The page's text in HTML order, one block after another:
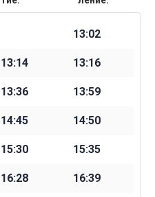
13:02
13:14 13:16
13:36 13:59
14:45 14:50
15:30 15:35
16:28 16:39